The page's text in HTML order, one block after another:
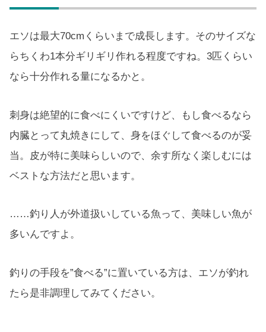
エソは最大70cmくらいまで成長します。そのサイズな
らちくわ1本分ギリギリ作れる程度ですね。3匹くらい
なら十分作れる量になるかと。
刺身は絶望的に食べにくいですけど、もし食べるなら
内臓とって丸焼きにして、身をほぐして食べるのが妥
当。皮が特に美味らしいので、余す所なく楽しむには
ベストな方法だと思います。
……釣り人が外道扱いしている魚って、美味しい魚が
多いんですよ。
釣りの手段を”食べる”に置いている方は、エソが釣れ
たら是非調理してみてください。